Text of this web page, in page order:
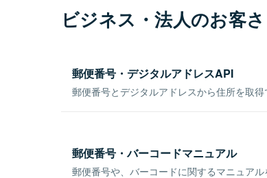
ビジネス・法人のお客
郵便番号・デジタルアドレスAPI
郵便番号とデジタルアドレスから住所を取得
郵便番号・バーコードマニュアル
郵便番号や、バーコードに関するマニュアル